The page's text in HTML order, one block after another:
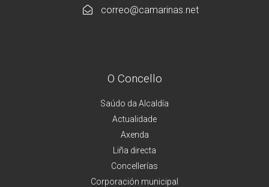
correo@camarinas.net
O Concello
Saúdo da Alcaldía
Actualidade
Axenda
Liña directa
Concellerías
Corporación municipal